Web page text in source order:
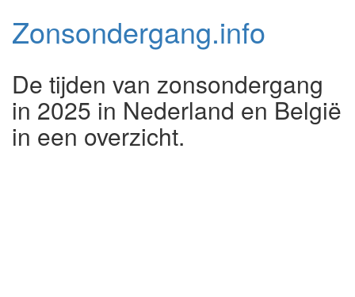
Zonsondergang.info
De tijden van zonsondergang
in 2025 in Nederland en België
in een overzicht.